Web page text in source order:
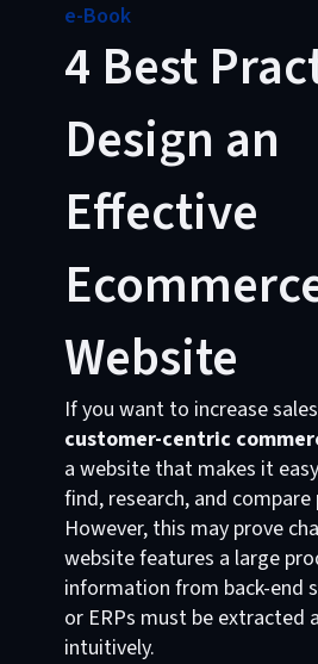
e-Book
4 Best
Design an
Effective
Website
If you want to increase
customer-centric
a website that makes it
find, research, and
However, this may prove
website features a large
information from back-end
or ERPs must be extracted
intuitively.